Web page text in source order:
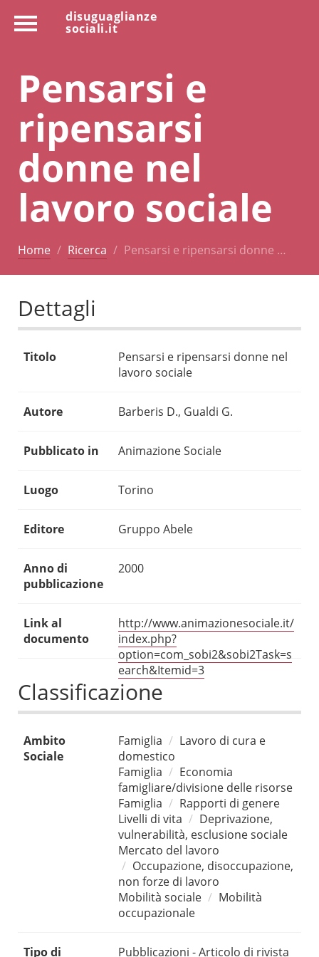
disuguaglianze
sociali.it
Pensarsi e
ripensarsi
donne nel
lavoro sociale
Home Ricerca Pensarsi e ripensarsi donne …
Dettagli
Titolo
Pensarsi e ripensarsi donne nel
lavoro sociale
Autore Barberis D., Gualdi G.
Pubblicato in Animazione Sociale
Luogo Torino
Editore Gruppo Abele
Anno di
pubblicazione
2000
Link al
documento
http://www.animazionesociale.it/
index.php?
option=com_sobi2&sobi2Task=s
earch&Itemid=3
Classificazione
Ambito
Sociale
Famiglia
Lavoro di cura e
domestico
Famiglia
Economia
famigliare/divisione delle risorse
Famiglia
Rapporti di genere
Livelli di vita
Deprivazione,
vulnerabilità, esclusione sociale
Mercato del lavoro
Occupazione, disoccupazione,
non forze di lavoro
Mobilità sociale
Mobilità
occupazionale
Tipo di Pubblicazioni - Articolo di rivista